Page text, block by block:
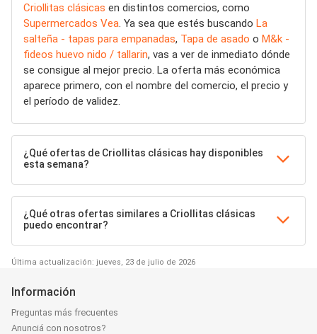
Criollitas clásicas en distintos comercios, como
Supermercados Vea. Ya sea que estés buscando La
salteña - tapas para empanadas, Tapa de asado o M&k -
fideos huevo nido / tallarin, vas a ver de inmediato dónde
se consigue al mejor precio. La oferta más económica
aparece primero, con el nombre del comercio, el precio y
el período de validez.
¿Qué ofertas de Criollitas clásicas hay disponibles
esta semana?
¿Qué otras ofertas similares a Criollitas clásicas
puedo encontrar?
Última actualización: jueves, 23 de julio de 2026
Información
Preguntas más frecuentes
Anunciá con nosotros?